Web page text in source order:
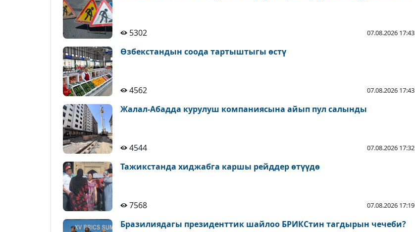
5302 07.08.2026 17:43
Өзбекстандын соода тартыштыгы өстү
4562 07.08.2026 17:43
Жалал-Абадда курулуш компаниясына айып пул салынды
4544 07.08.2026 17:32
Тажикстанда хиджабга каршы рейддер өтүүдө
7568 07.08.2026 17:19
Бразилиядагы президенттик шайлоо БРИКСтин тагдырын чечеби?